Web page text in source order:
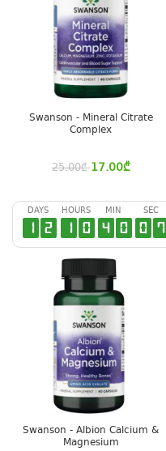
Swanson - Mineral Citrate
Complex
25.00₾ 17.00₾
DAYS
1 2
HOURS
1 0
MIN
4 0
SEC
0 7
Swanson - Albion Calcium &
Magnesium